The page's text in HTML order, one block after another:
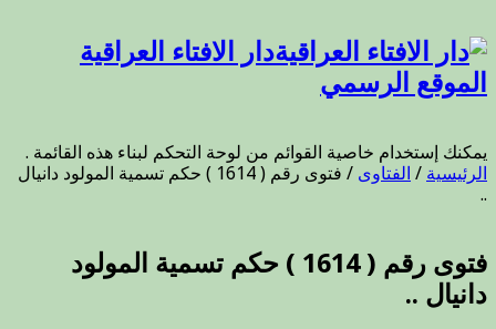
دار الافتاء العراقية
الموقع الرسمي
يمكنك إستخدام خاصية القوائم من لوحة التحكم لبناء هذه القائمة .
الرئيسية / الفتاوى /
فتوى رقم ( 1614 ) حكم تسمية المولود دانيال
..
فتوى رقم ( 1614 ) حكم تسمية المولود
دانيال ..